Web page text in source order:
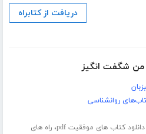
دریافت از کتابراه
من شگفت انگیز
روانشناسی
دانلود کتاب های موفقیت pdf ،راه های